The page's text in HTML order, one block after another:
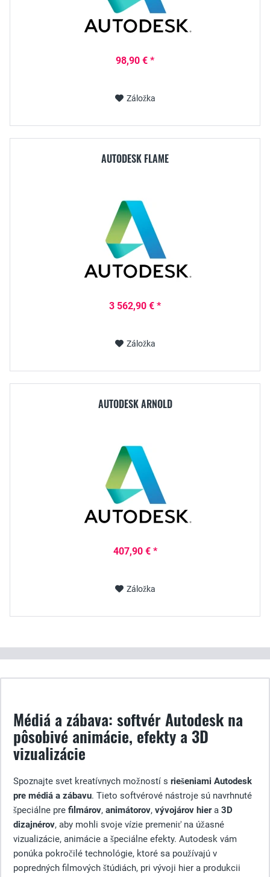
98,90 € *
Záložka
AUTODESK FLAME
3 562,90 € *
Záložka
AUTODESK ARNOLD
407,90 € *
Záložka
Médiá a zábava: softvér Autodesk na
pôsobivé animácie, efekty a 3D
vizualizácie
Spoznajte svet kreatívnych možností s riešeniami Autodesk
pre médiá a zábavu. Tieto softvérové nástroje sú navrhnuté
špeciálne pre filmárov, animátorov, vývojárov hiera 3D
dizajnérov, aby mohli svoje vízie premeniť na úžasné
vizualizácie, animácie a špeciálne efekty. Autodesk vám
ponúka pokročilé technológie, ktoré sa používajú v
popredných filmových štúdiách, pri vývoji hier a produkcii